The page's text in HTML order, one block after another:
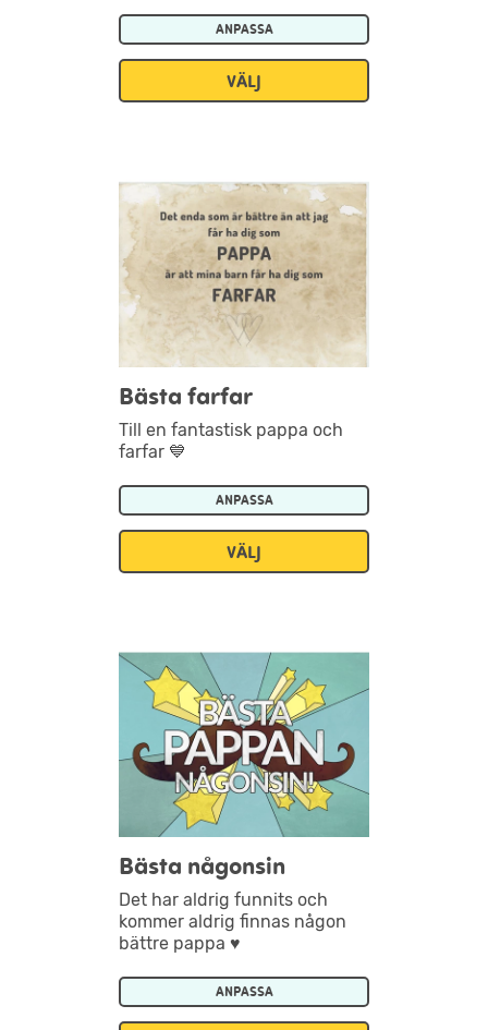
ANPASSA
VÄLJ
Bästa farfar
Till en fantastisk pappa och
farfar 💙
ANPASSA
VÄLJ
Bästa någonsin
Det har aldrig funnits och
kommer aldrig finnas någon
bättre pappa ♥
ANPASSA